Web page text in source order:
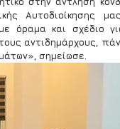
Αυτοδιοίκησης μας
όραμα και σχέδιο
αντιδημάρχους,
σημείωσε.